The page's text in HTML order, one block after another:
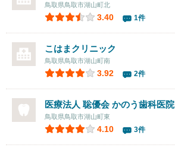
鳥取県鳥取市湖山町北
3.40 1件
こはまクリニック
鳥取県鳥取市湖山町南
3.92 2件
医療法人 聡優会 かのう歯科医院
鳥取県鳥取市湖山町東
4.10 3件